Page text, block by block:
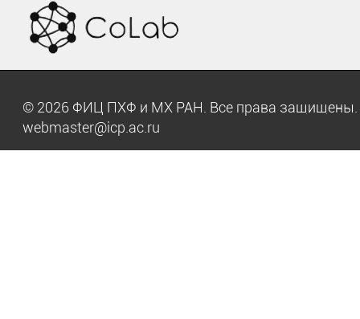
© 2026 ФИЦ ПХФ и МХ РАН. Все права
webmaster@icp.ac.ru